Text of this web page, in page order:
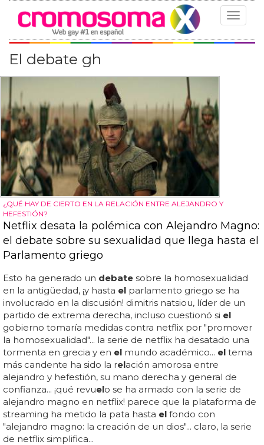
Toggle
El debate gh
¿QUÉ HAY DE CIERTO EN LA RELACIÓN ENTRE ALEJANDRO Y
HEFESTIÓN?
Netflix desata la polémica con Alejandro Magno:
el debate sobre su sexualidad que llega hasta el
Parlamento griego
Esto ha generado un debate sobre la homosexualidad
en la antigüedad, ¡y hasta el parlamento griego se ha
involucrado en la discusión! dimitris natsiou, líder de un
partido de extrema derecha, incluso cuestionó si el
gobierno tomaría medidas contra netflix por "promover
la homosexualidad"... la serie de netflix ha desatado una
tormenta en grecia y en el mundo académico... el tema
más candente ha sido la relación amorosa entre
alejandro y hefestión, su mano derecha y general de
confianza... ¡qué revuelo se ha armado con la serie de
alejandro magno en netflix! parece que la plataforma de
streaming ha metido la pata hasta el fondo con
"alejandro magno: la creación de un dios"... claro, la serie
de netflix simplifica...